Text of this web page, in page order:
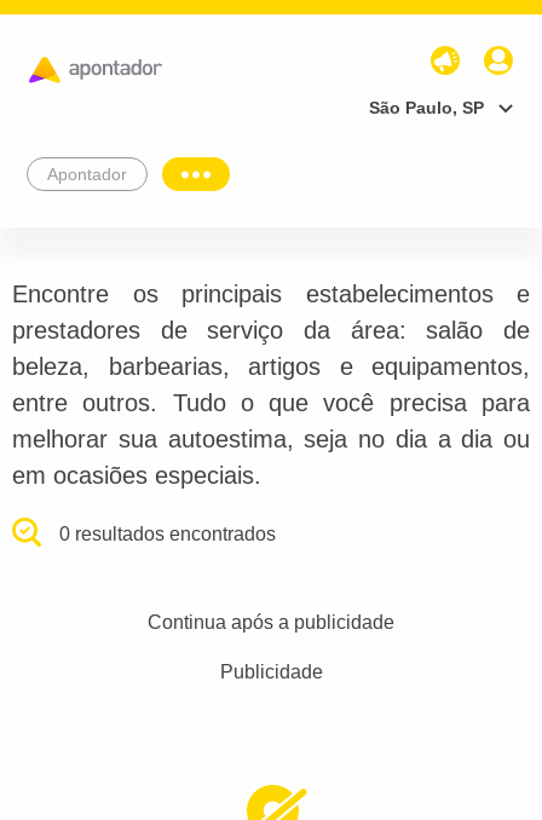
São Paulo, SP
Apontador
Encontre os principais estabelecimentos e
prestadores de serviço da área: salão de
beleza, barbearias, artigos e equipamentos,
entre outros. Tudo o que você precisa para
melhorar sua autoestima, seja no dia a dia ou
em ocasiões especiais.
0 resultados encontrados
Continua após a publicidade
Publicidade